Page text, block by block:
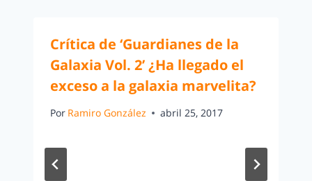
Crítica de ‘Guardianes de la
Galaxia Vol. 2’ ¿Ha llegado el
exceso a la galaxia marvelita?
Por Ramiro González abril 25, 2017